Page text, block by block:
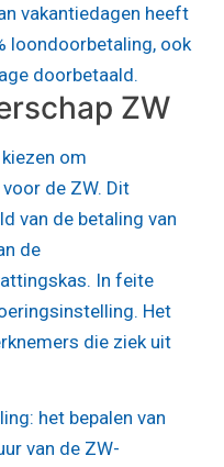
vakantiedagen heeft
loondoorbetaling, ook
doorbetaald.
ZW
om
de ZW. Dit
van de betaling van
de
In feite
Het
die ziek uit
het bepalen van
van de ZW-